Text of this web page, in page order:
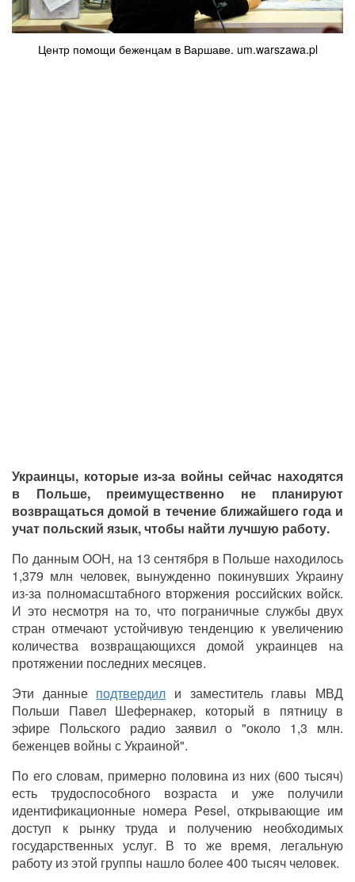
Центр помощи беженцам в Варшаве. um.warszawa.pl
Украинцы, которые из-за войны сейчас находятся
в Польше, преимущественно не планируют
возвращаться домой в течение ближайшего года и
учат польский язык, чтобы найти лучшую работу.
По данным ООН, на 13 сентября в Польше находилось
1,379 млн человек, вынужденно покинувших Украину
из-за полномасштабного вторжения российских войск.
И это несмотря на то, что пограничные службы двух
стран отмечают устойчивую тенденцию к увеличению
количества возвращающихся домой украинцев на
протяжении последних месяцев.
Эти данные подтвердил и заместитель главы МВД
Польши Павел Шефернакер, который в пятницу в
эфире Польского радио заявил о "около 1,3 млн.
беженцев войны с Украиной".
По его словам, примерно половина из них (600 тысяч)
есть трудоспособного возраста и уже получили
идентификационные номера Pesel, открывающие им
доступ к рынку труда и получению необходимых
государственных услуг. В то же время, легальную
работу из этой группы нашло более 400 тысяч человек.